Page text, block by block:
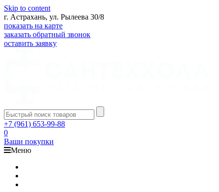
Skip to content
г. Астрахань, ул. Рылеева 30/8
показать на карте
заказать обратный звонок
оставить заявку
+7 (961) 653-99-88
0
Ваши покупки
Меню